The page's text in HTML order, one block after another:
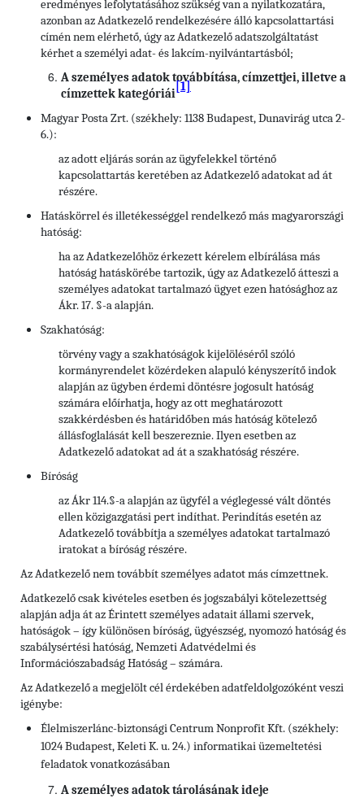
eredményes lefolytatásához szükség van a nyilatkozatára,
azonban az Adatkezelő rendelkezésére álló kapcsolattartási
címén nem elérhető, úgy az Adatkezelő adatszolgáltatást
kérhet a személyi adat- és lakcím-nyilvántartásból;
A személyes adatok továbbítása, címzettjei, illetve a
címzettek kategóriái
[1]
Magyar Posta Zrt. (székhely: 1138 Budapest, Dunavirág utca 2-
6.):
az adott eljárás során az ügyfelekkel történő
kapcsolattartás keretében az Adatkezelő adatokat ad át
részére.
Hatáskörrel és illetékességgel rendelkező más magyarországi
hatóság:
ha az Adatkezelőhöz érkezett kérelem elbírálása más
hatóság hatáskörébe tartozik, úgy az Adatkezelő átteszi a
személyes adatokat tartalmazó ügyet ezen hatósághoz az
Ákr. 17. §-a alapján.
Szakhatóság:
törvény vagy a szakhatóságok kijelöléséről szóló
kormányrendelet közérdeken alapuló kényszerítő indok
alapján az ügyben érdemi döntésre jogosult hatóság
számára előírhatja, hogy az ott meghatározott
szakkérdésben és határidőben más hatóság kötelező
állásfoglalását kell beszereznie. Ilyen esetben az
Adatkezelő adatokat ad át a szakhatóság részére.
Bíróság
az Ákr 114.§-a alapján az ügyfél a véglegessé vált döntés
ellen közigazgatási pert indíthat. Perindítás esetén az
Adatkezelő továbbítja a személyes adatokat tartalmazó
iratokat a bíróság részére.
Az Adatkezelő nem továbbít személyes adatot más címzettnek.
Adatkezelő csak kivételes esetben és jogszabályi kötelezettség
alapján adja át az Érintett személyes adatait állami szervek,
hatóságok – így különösen bíróság, ügyészség, nyomozó hatóság és
szabálysértési hatóság, Nemzeti Adatvédelmi és
Információszabadság Hatóság – számára.
Az Adatkezelő a megjelölt cél érdekében adatfeldolgozóként veszi
igénybe:
Élelmiszerlánc-biztonsági Centrum Nonprofit Kft. (székhely:
1024 Budapest, Keleti K. u. 24.) informatikai üzemeltetési
feladatok vonatkozásában
A személyes adatok tárolásának ideje